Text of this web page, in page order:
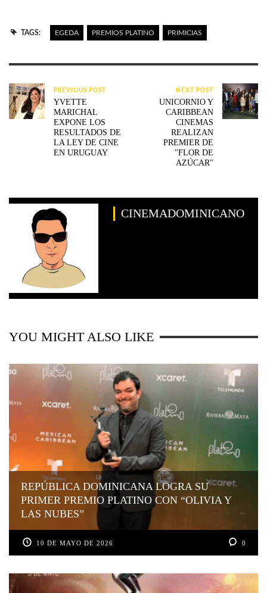
TAGS: EGEDA PREMIOS PLATINO PRIMICIAS
PREVIOUS POST
YVETTE
MARICHAL
EXPONE LOS
RESULTADOS DE
LA LEY DE CINE
EN URUGUAY
NEXT POST
UNICORNIO Y
CARIBBEAN
CINEMAS
REALIZAN
PREMIER DE
"FLOR DE
AZÚCAR"
CINEMADOMINICANO
YOU MIGHT ALSO LIKE
REPÚBLICA DOMINICANA LOGRA SU
PRIMER PREMIO PLATINO CON “OLIVIA Y
LAS NUBES”
10 DE MAYO DE 2026 0